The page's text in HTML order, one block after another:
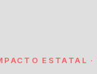
ESTATAL